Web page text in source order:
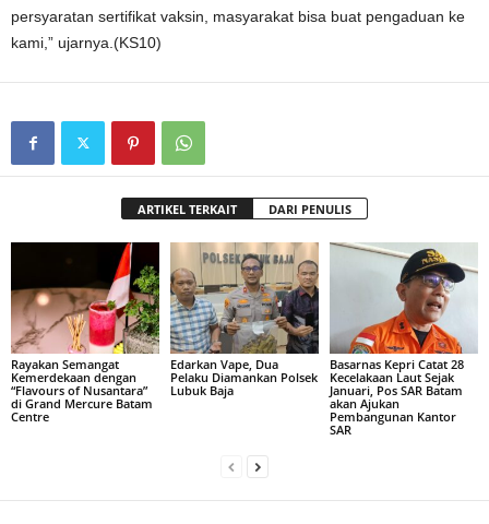
persyaratan sertifikat vaksin, masyarakat bisa buat pengaduan ke
kami,” ujarnya.(KS10)
ARTIKEL TERKAIT DARI PENULIS
Rayakan Semangat
Kemerdekaan dengan
“Flavours of Nusantara”
di Grand Mercure Batam
Centre
Edarkan Vape, Dua
Pelaku Diamankan Polsek
Lubuk Baja
Basarnas Kepri Catat 28
Kecelakaan Laut Sejak
Januari, Pos SAR Batam
akan Ajukan
Pembangunan Kantor
SAR